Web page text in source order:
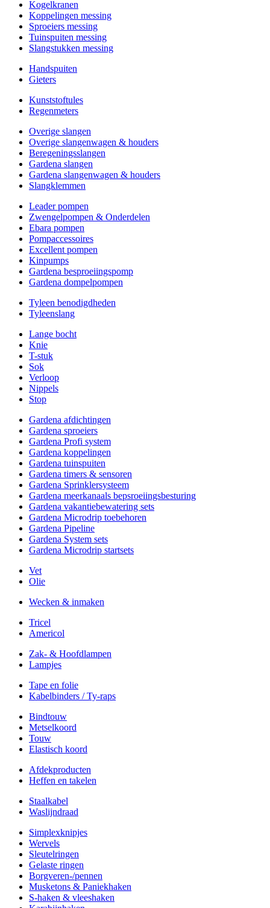
Kogelkranen
Koppelingen messing
Sproeiers messing
Tuinspuiten messing
Slangstukken messing
Handspuiten
Gieters
Kunststoftules
Regenmeters
Overige slangen
Overige slangenwagen & houders
Beregeningsslangen
Gardena slangen
Gardena slangenwagen & houders
Slangklemmen
Leader pompen
Zwengelpompen & Onderdelen
Ebara pompen
Pompaccessoires
Excellent pompen
Kinpumps
Gardena besproeiingspomp
Gardena dompelpompen
Tyleen benodigdheden
Tyleenslang
Lange bocht
Knie
T-stuk
Sok
Verloop
Nippels
Stop
Gardena afdichtingen
Gardena sproeiers
Gardena Profi system
Gardena koppelingen
Gardena tuinspuiten
Gardena timers & sensoren
Gardena Sprinklersysteem
Gardena meerkanaals bepsroeiingsbesturing
Gardena vakantiebewatering sets
Gardena Microdrip toebehoren
Gardena Pipeline
Gardena System sets
Gardena Microdrip startsets
Vet
Olie
Wecken & inmaken
Tricel
Americol
Zak- & Hoofdlampen
Lampjes
Tape en folie
Kabelbinders / Ty-raps
Bindtouw
Metselkoord
Touw
Elastisch koord
Afdekproducten
Heffen en takelen
Staalkabel
Waslijndraad
Simplexknipjes
Wervels
Sleutelringen
Gelaste ringen
Borgveren-/pennen
Musketons & Paniekhaken
S-haken & vleeshaken